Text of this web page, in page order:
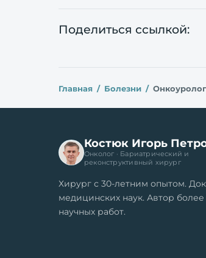
Поделиться ссылкой:
Главная Болезни
Костюк Игорь
Онколог · Бариатрический и
реконструктивный хирург
Хирург с 30-летним опытом.
медицинских наук. Автор более
научных работ.